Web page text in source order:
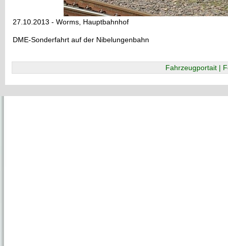
27.10.2013 - Worms, Hauptbahnhof
DME-Sonderfahrt auf der Nibelungenbahn
Fahrzeugportait |